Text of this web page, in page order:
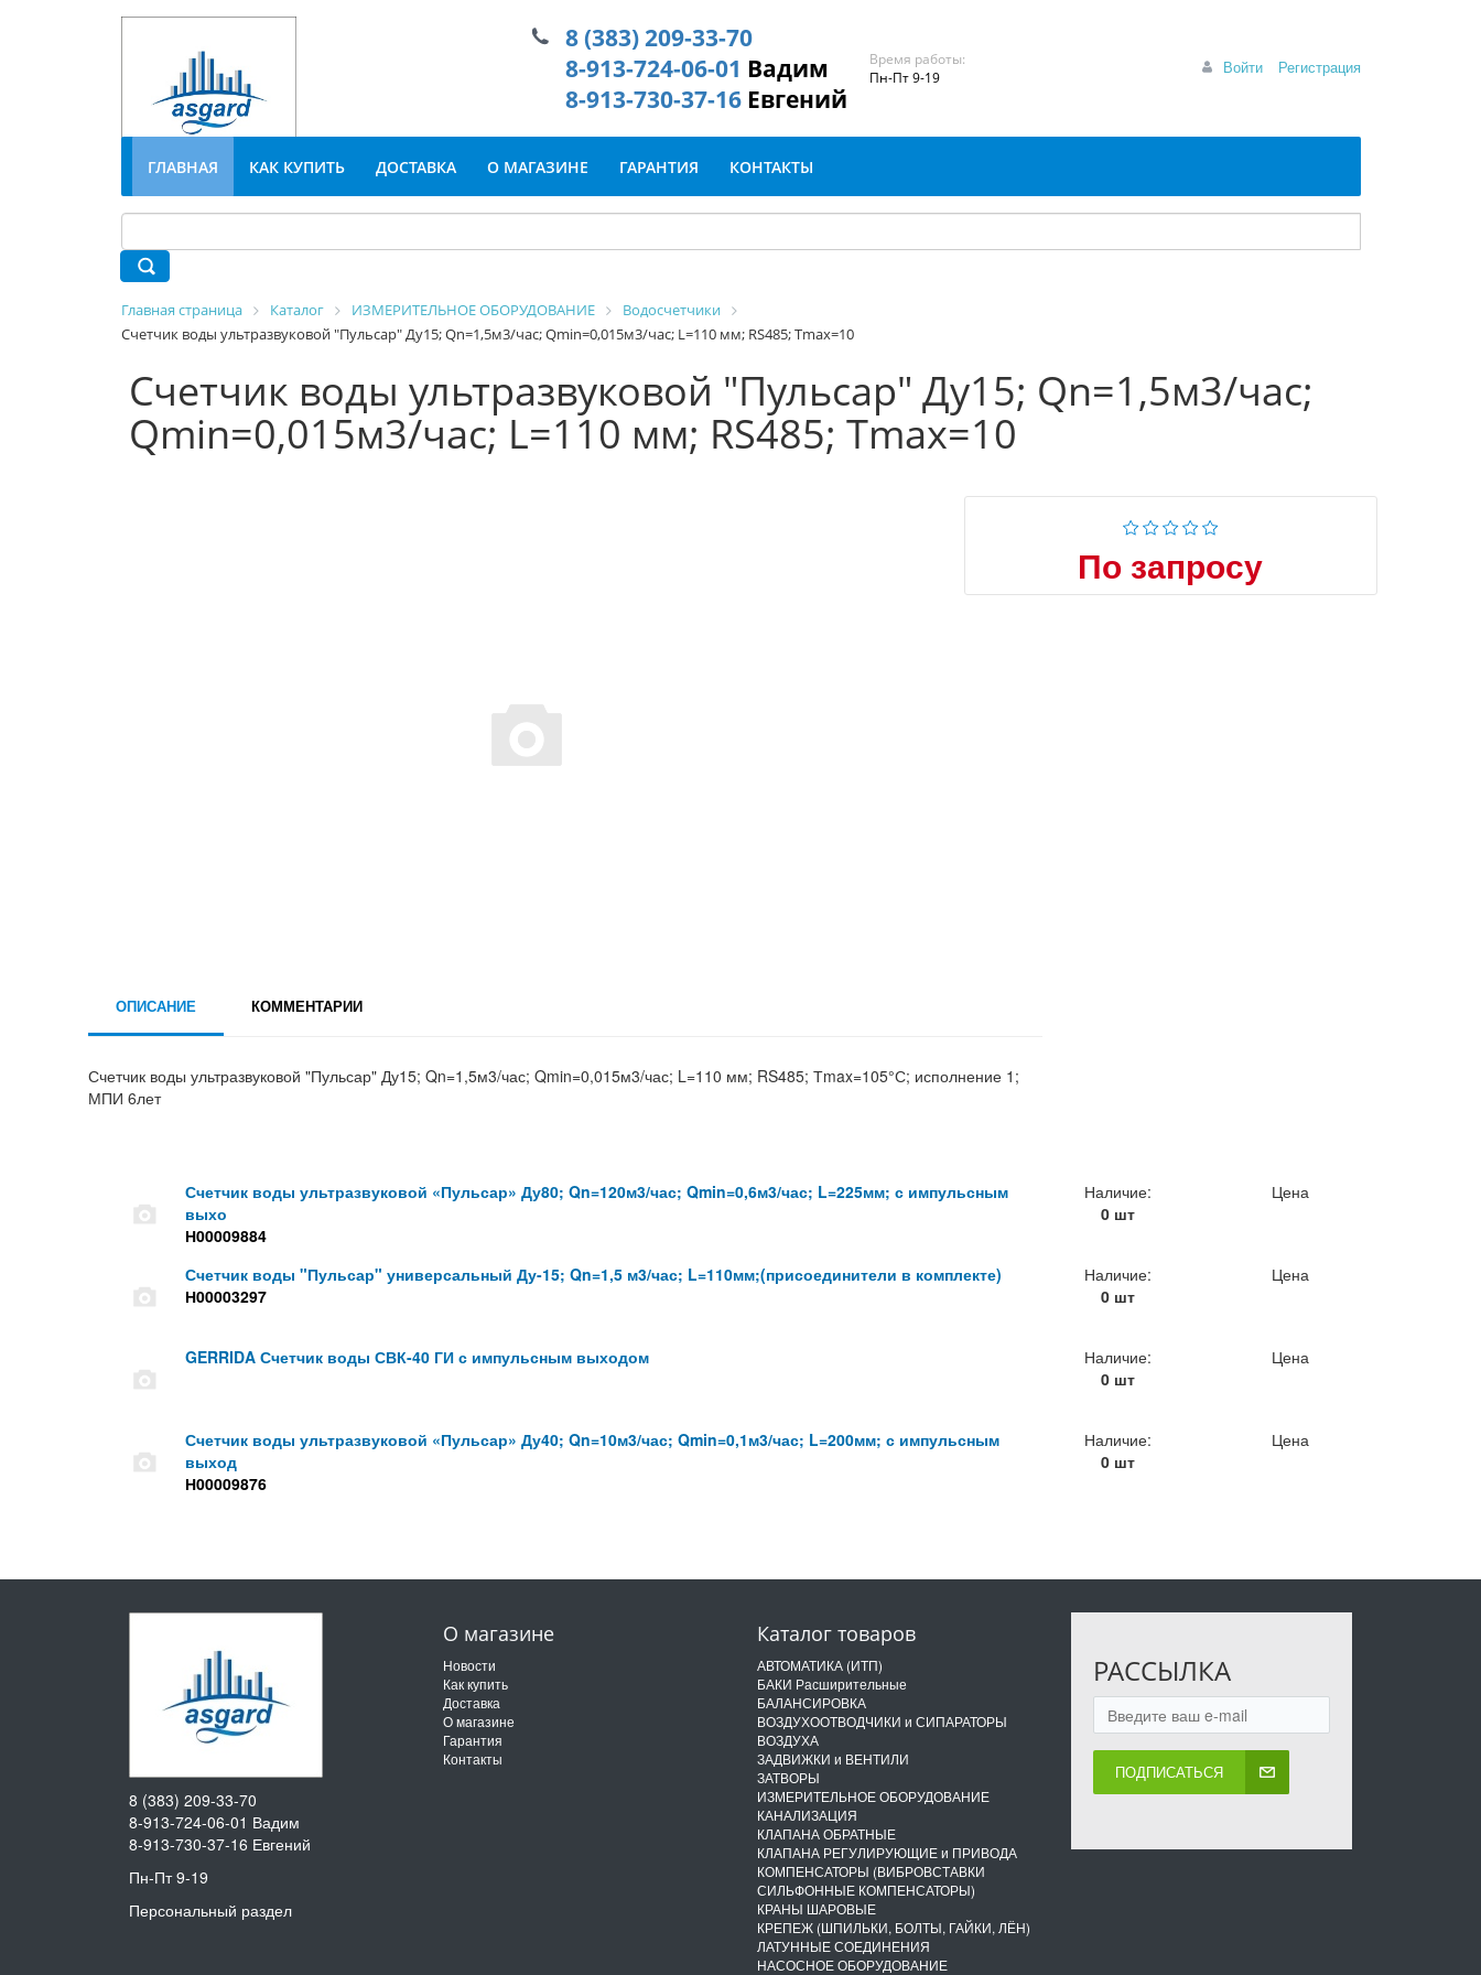
Войти Регистрация
8 (383) 209-33-70
8-913-724-06-01 Вадим
8-913-730-37-16 Евгений
Время работы:
Пн-Пт 9-19
ГЛАВНАЯ КАК КУПИТЬ ДОСТАВКА О МАГАЗИНЕ ГАРАНТИЯ КОНТАКТЫ
Главная страница Каталог ИЗМЕРИТЕЛЬНОЕ ОБОРУДОВАНИЕ
Водосчетчики
Счетчик воды ультразвуковой "Пульсар" Ду15; Qn=1,5м3/час; Qmin=0,015м3/час; L=110 мм; RS485; Тmax=10
Счетчик воды ультразвуковой "Пульсар" Ду15; Qn=1,5м3/час;
Qmin=0,015м3/час; L=110 мм; RS485; Тmax=10
По запросу
ОПИСАНИЕ КОММЕНТАРИИ
Счетчик воды ультразвуковой "Пульсар" Ду15; Qn=1,5м3/час; Qmin=0,015м3/час; L=110 мм; RS485; Тmax=105°С; исполнение 1;
МПИ 6лет
Счетчик воды ультразвуковой «Пульсар» Ду80; Qn=120м3/час; Qmin=0,6м3/час; L=225мм; с импульсным
выхо
Н00009884
Наличие:
0 шт
Цена
Счетчик воды "Пульсар" универсальный Ду-15; Qn=1,5 м3/час; L=110мм;(присоединители в комплекте)
Н00003297
Наличие:
0 шт
Цена
GERRIDA Счетчик воды СВК-40 ГИ с импульсным выходом
Наличие:
0 шт
Цена
Счетчик воды ультразвуковой «Пульсар» Ду40; Qn=10м3/час; Qmin=0,1м3/час; L=200мм; с импульсным
выход
Н00009876
Наличие:
0 шт
Цена
О магазине
Новости
Как купить
Доставка
О магазине
Гарантия
Контакты
Каталог товаров
АВТОМАТИКА (ИТП)
БАКИ Расширительные
БАЛАНСИРОВКА
ВОЗДУХООТВОДЧИКИ и СИПАРАТОРЫ
ВОЗДУХА
ЗАДВИЖКИ и ВЕНТИЛИ
ЗАТВОРЫ
ИЗМЕРИТЕЛЬНОЕ ОБОРУДОВАНИЕ
КАНАЛИЗАЦИЯ
КЛАПАНА ОБРАТНЫЕ
КЛАПАНА РЕГУЛИРУЮЩИЕ и ПРИВОДА
КОМПЕНСАТОРЫ (ВИБРОВСТАВКИ
СИЛЬФОННЫЕ КОМПЕНСАТОРЫ)
КРАНЫ ШАРОВЫЕ
КРЕПЕЖ (ШПИЛЬКИ, БОЛТЫ, ГАЙКИ, ЛЁН)
ЛАТУННЫЕ СОЕДИНЕНИЯ
НАСОСНОЕ ОБОРУДОВАНИЕ
РАССЫЛКА
ПОДПИСАТЬСЯ
8 (383) 209-33-70
8-913-724-06-01 Вадим
8-913-730-37-16 Евгений
Пн-Пт 9-19
Персональный раздел